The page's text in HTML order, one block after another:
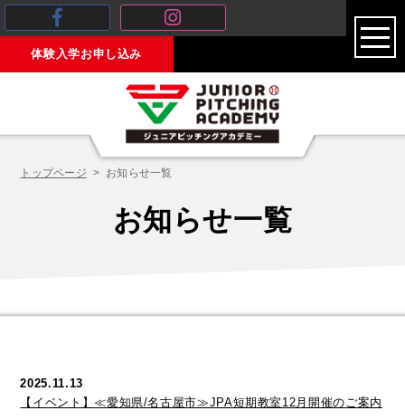
体験入学お申し込み
toggle
トップページ お知らせ一覧
お知らせ一覧
2025.11.13
【イベント】≪愛知県/名古屋市≫JPA短期教室12月開催のご案内